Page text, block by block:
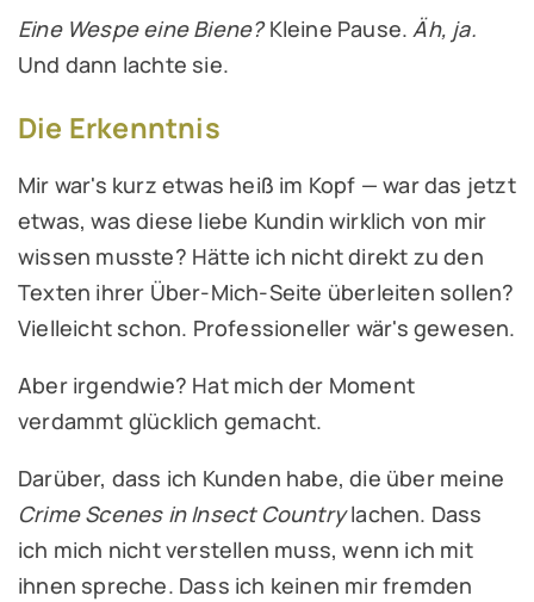
Eine Wespe eine Biene?Kleine Pause. Äh, ja.
Und dann lachte sie.
Die Erkenntnis
Mir war's kurz etwas heiß im Kopf — war das jetzt
etwas, was diese liebe Kundin wirklich von mir
wissen musste? Hätte ich nicht direkt zu den
Texten ihrer Über-Mich-Seite überleiten sollen?
Vielleicht schon. Professioneller wär's gewesen.
Aber irgendwie? Hat mich der Moment
verdammt glücklich gemacht.
Darüber, dass ich Kunden habe, die über meine
Crime Scenes in Insect Countrylachen. Dass
ich mich nicht verstellen muss, wenn ich mit
ihnen spreche. Dass ich keinen mir fremden